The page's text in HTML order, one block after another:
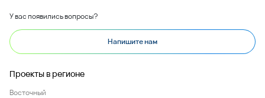
У вас появились вопросы?
Напишите нам
Проекты в регионе
Восточный